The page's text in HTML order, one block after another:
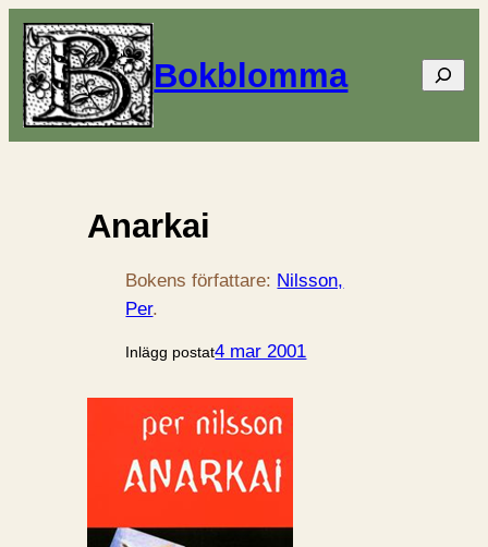
Bokblomma Sök
Anarkai
Bokens författare: Nilsson,
Per.
Inlägg postat4 mar 2001